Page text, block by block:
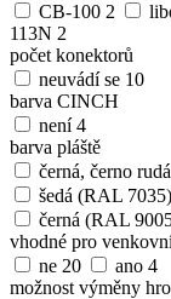
CB-100 2
113N 2
počet konektorů
neuvádí se 10
barva CINCH
není4
barva pláště
černá, černo rudá
šedá (RAL 7035)
černá (RAL
vhodné pro
ne 20 ano 4
možnost výměny